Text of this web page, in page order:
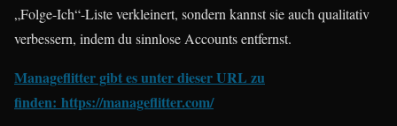
„Folge-Ich“-Liste verkleinert, sondern kannst sie auch qualitativ
verbessern, indem du sinnlose Accounts entfernst.
Manageflitter gibt es unter dieser URL zu
finden: https://manageflitter.com/